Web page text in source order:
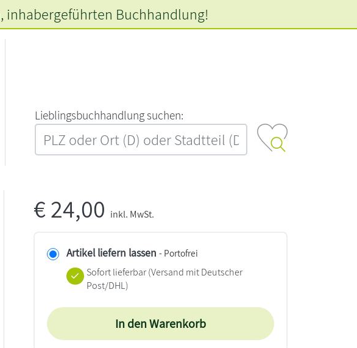
L‍i‍e‍b‍l‍i‍n‍g‍s‍b‍u‍c‍h‍h‍a‍n‍d‍l‍u‍n‍g‍ ‍s‍u‍c‍h‍e‍n‍:‍
, inhabergeführten Buchhandlung!
€24,00 inkl. MwSt.
Artikel liefern lassen - Portofrei
Sofort lieferbar(Versand mit Deutscher
Post/DHL)
In den Warenkorb